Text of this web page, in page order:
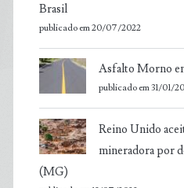
Brasil
publicado em 20/07/2022
Asfalto Morno
publicado em 31/01/
Reino Unido
mineradora por
(MG)